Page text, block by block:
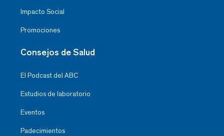
Impacto Social
Promociones
Consejos de Salud
El Podcast del ABC
Estudios de laboratorio
Eventos
Padecimientos